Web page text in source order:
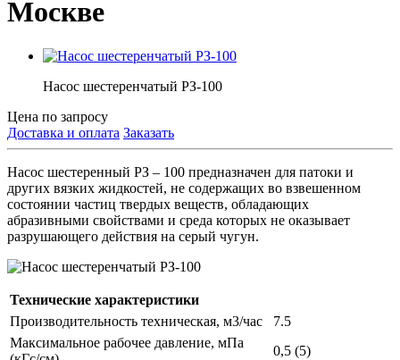
Москве
Насос шестеренчатый РЗ-100
Цена по запросу
Доставка и оплата Заказать
Насос шестеренный РЗ – 100 предназначен для патоки и
других вязких жидкостей, не содержащих во взвешенном
состоянии частиц твердых веществ, обладающих
абразивными свойствами и среда которых не оказывает
разрушающего действия на серый чугун.
Технические характеристики
Производительность техническая, м3/час
7.5
Максимальное рабочее давление, мПа
0,5 (5)